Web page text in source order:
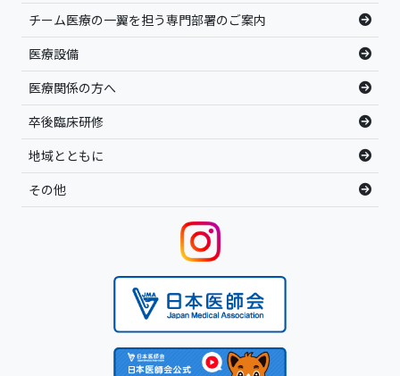
チーム医療の一翼を担う専門部署のご案内
医療設備
医療関係の方へ
卒後臨床研修
地域とともに
その他